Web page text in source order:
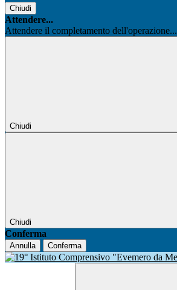
Chiudi
Attendere...
Attendere il completamento dell'operazione...
Chiudi
Chiudi
Conferma
Annulla Conferma